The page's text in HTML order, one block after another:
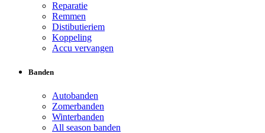
Reparatie
Remmen
Distibutieriem
Koppeling
Accu vervangen
Banden
Autobanden
Zomerbanden
Winterbanden
All season banden